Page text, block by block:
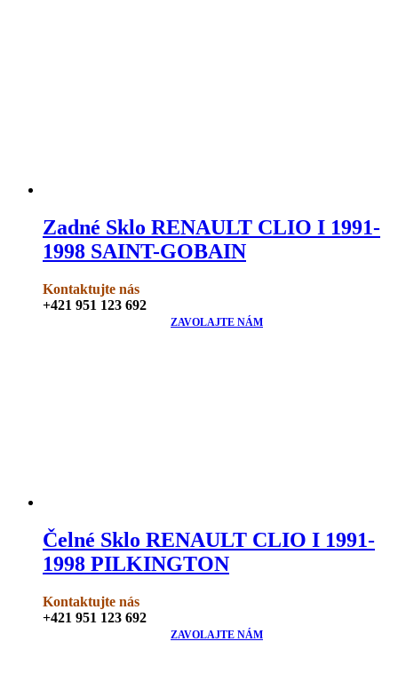
Zadné Sklo RENAULT CLIO I 1991-
1998 SAINT-GOBAIN
Kontaktujte nás
+421 951 123 692
ZAVOLAJTE NÁM
Čelné Sklo RENAULT CLIO I 1991-
1998 PILKINGTON
Kontaktujte nás
+421 951 123 692
ZAVOLAJTE NÁM